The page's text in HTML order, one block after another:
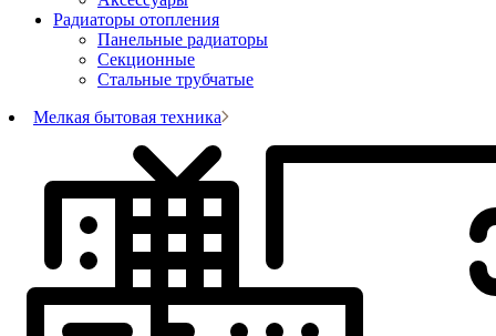
Радиаторы отопления
Панельные радиаторы
Секционные
Стальные трубчатые
Мелкая бытовая техника